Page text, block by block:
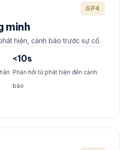
GP4
minh
hiện, cảnh báo trước sự cố.
<10s
Phản hồi từ phát hiện đến cảnh
báo